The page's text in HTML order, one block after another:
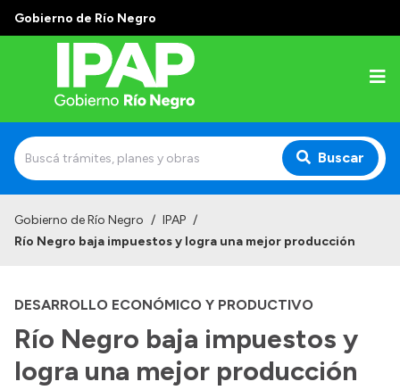
Gobierno de Río Negro
Buscar
Alumnos
Docentes y Capacitadores
Gobierno de Río Negro / IPAP /
Río Negro baja impuestos y logra una mejor producción
DESARROLLO ECONÓMICO Y PRODUCTIVO
Río Negro baja impuestos y
logra una mejor producción